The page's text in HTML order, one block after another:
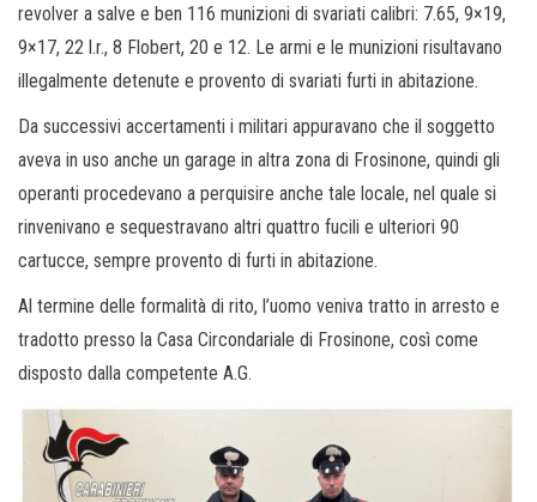
revolver a salve e ben 116 munizioni di svariati calibri: 7.65, 9×19,
9×17, 22 l.r., 8 Flobert, 20 e 12. Le armi e le munizioni risultavano
illegalmente detenute e provento di svariati furti in abitazione.
Da successivi accertamenti i militari appuravano che il soggetto
aveva in uso anche un garage in altra zona di Frosinone, quindi gli
operanti procedevano a perquisire anche tale locale, nel quale si
rinvenivano e sequestravano altri quattro fucili e ulteriori 90
cartucce, sempre provento di furti in abitazione.
Al termine delle formalità di rito, l’uomo veniva tratto in arresto e
tradotto presso la Casa Circondariale di Frosinone, così come
disposto dalla competente A.G.